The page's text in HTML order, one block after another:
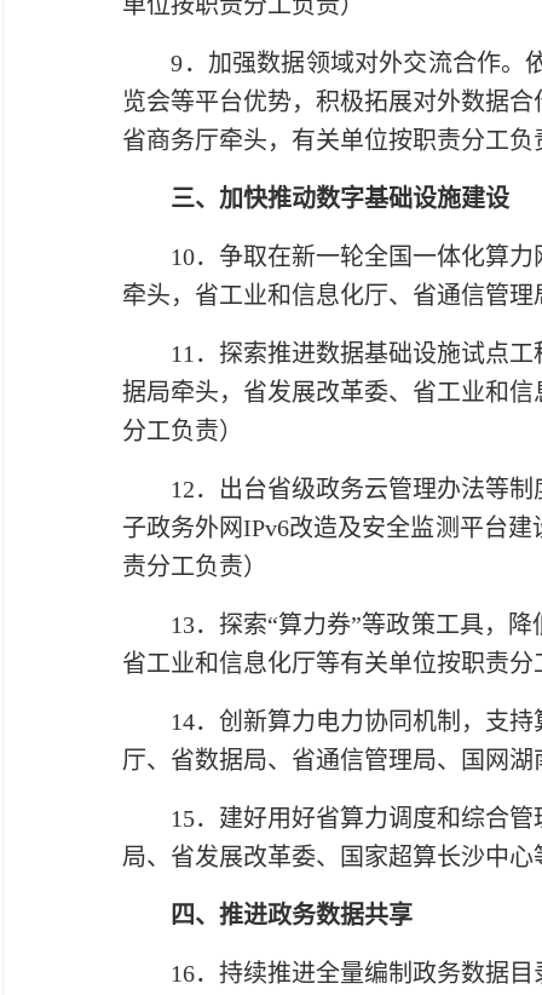
9．加强数据领域对外交流合作。依
览会等平台优势，积极拓展对外数据
省商务厅牵头，有关单位按职责分工负
三、加快推动数字基础设施建设
10．争取在新一轮全国一体化算力
牵头，省工业和信息化厅、省通信管
11．探索推进数据基础设施试点工
据局牵头，省发展改革委、省工业和
分工负责）
12．出台省级政务云管理办法等制
子政务外网IPv6改造及安全监测平台
责分工负责）
13．探索“算力券”等政策工具，降
省工业和信息化厅等有关单位按职责分
14．创新算力电力协同机制，支持
厅、省数据局、省通信管理局、国网
15．建好用好省算力调度和综合管
局、省发展改革委、国家超算长沙中
四、推进政务数据共享
16．持续推进全量编制政务数据目